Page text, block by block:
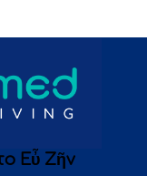
Eὖ Ζῆν